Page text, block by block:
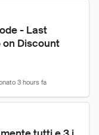
- Last
on Discount
3 hours fa